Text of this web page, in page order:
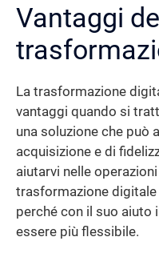
Vantaggi
La trasformazione
vantaggi quando si
una soluzione che può
acquisizione e di
aiutarvi nelle
trasformazione
perché con il suo aiuto
essere più flessibile.